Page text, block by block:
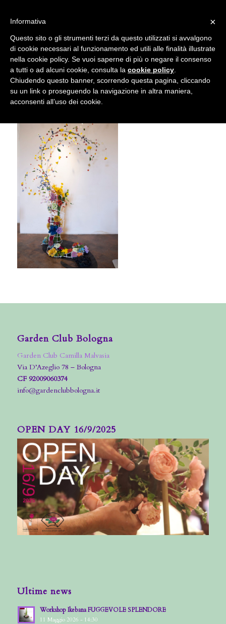
NIK_5922
Garden Club Bologna
Garden Club Camilla Malvasia
Via D’Azeglio 78 – Bologna
CF 92009060374
info@gardenclubbologna.it
OPEN DAY 16/9/2025
Ultime news
Workshop Ikebana FUGGEVOLE SPLENDORE
11 Maggio 2026 - 14:30
accetta l'uso dei cookies previsto nella pagina dedicata.
Fai clic per abilitare/disabilitare il tracciamento di
Google Analytics.
OK Privacy e cookie policy
×
Informativa
Questo sito o gli strumenti terzi da questo utilizzati si avvalgono
di cookie necessari al funzionamento ed utili alle finalità illustrate
nella cookie policy. Se vuoi saperne di più o negare il consenso
a tutti o ad alcuni cookie, consulta la cookie policy
Chiudendo questo banner, scorrendo questa pagina, cliccando
su un link o proseguendo la navigazione in altra maniera,
acconsenti all’uso dei cookie.